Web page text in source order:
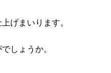
げまいります。
しょうか。